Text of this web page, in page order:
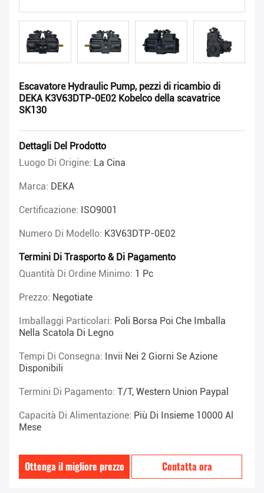
Escavatore Hydraulic Pump, pezzi di ricambio di
DEKA K3V63DTP-0E02 Kobelco della scavatrice
SK130
Dettagli Del Prodotto
Luogo Di Origine: La Cina
Marca: DEKA
Certificazione: ISO9001
Numero Di Modello: K3V63DTP-0E02
Termini Di Trasporto & Di Pagamento
Quantità Di Ordine Minimo: 1 Pc
Prezzo: Negotiate
Imballaggi Particolari: Poli Borsa Poi Che Imballa
Nella Scatola Di Legno
Tempi Di Consegna: Invii Nei 2 Giorni Se Azione
Disponibili
Termini Di Pagamento: T/T, Western Union Paypal
Capacità Di Alimentazione: Più Di Insieme 10000 Al
Mese
Ottenga il migliore prezzo Contatta ora